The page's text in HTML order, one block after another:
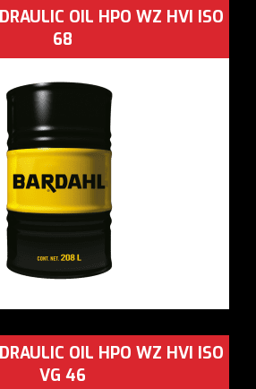
OIL HPO WZ HVI ISO
68
OIL HPO WZ HVI ISO
VG 46